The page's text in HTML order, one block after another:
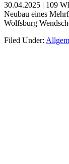
30.04.2025 | 109
Neubau eines
Wolfsburg
Filed Under: